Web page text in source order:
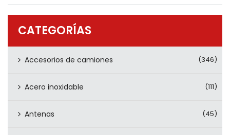
PRODUCTOS
CONTÁCTENOS
CATEGORÍAS
Accesorios de camiones (346)
Acero inoxidable (111)
Antenas (45)